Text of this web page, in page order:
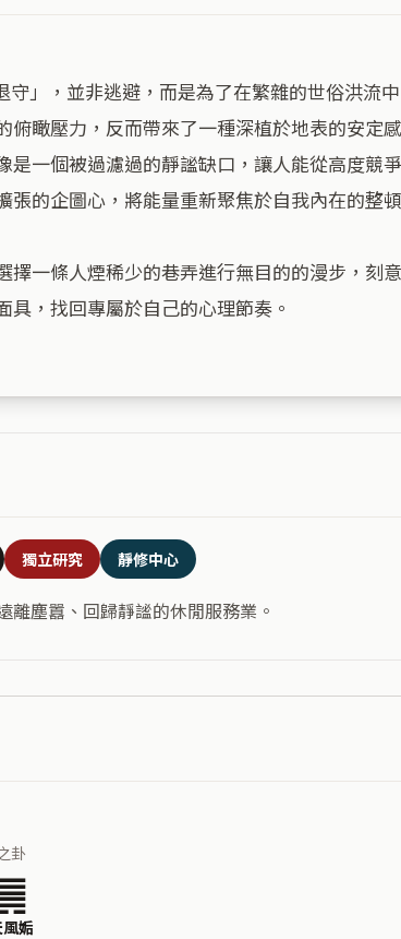
俯瞰壓力，反而帶來了一種深植於地表的安定
是一個被過濾過的靜謐缺口，讓人能從高度競
的企圖心，將能量重新聚焦於自我內在的整
擇一條人煙稀少的巷弄進行無目的的漫步，刻
，找回專屬於自己的心理節奏。
獨立研究 靜修中心
離塵囂、回歸靜謐的休閒服務業。
卦
姤